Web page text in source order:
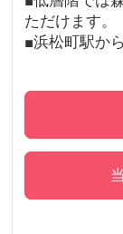
ただけます。
■浜松町駅か